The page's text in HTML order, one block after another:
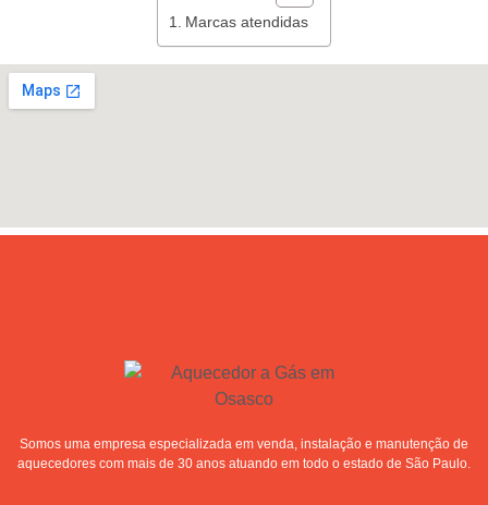
Marcas atendidas
Somos uma empresa especializada em venda, instalação e manutenção de
aquecedores com mais de 30 anos atuando em todo o estado de São Paulo.